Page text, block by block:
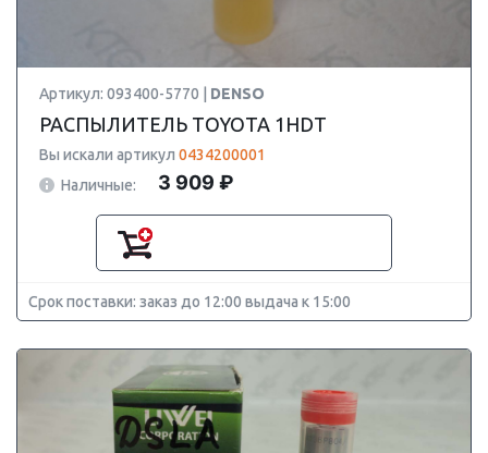
Артикул: 093400-5770 | DENSO
РАСПЫЛИТЕЛЬ TOYOTA 1HDT
Вы искали артикул 0434200001
Наличные:
3 909 ₽
Срок поставки: заказ до 12:00 выдача к 15:00